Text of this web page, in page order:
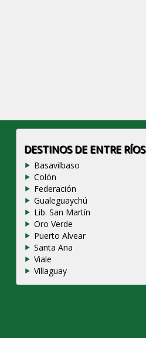
DESTINOS DE ENTRE RÍOS
Basavilbaso
Colón
Federación
Gualeguaychú
Lib. San Martín
Oro Verde
Puerto Alvear
Santa Ana
Viale
Villaguay